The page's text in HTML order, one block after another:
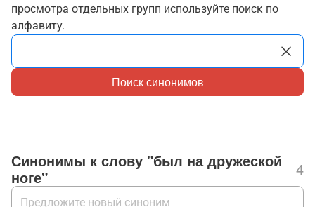
просмотра отдельных групп используйте поиск по
алфавиту.
Поиск синонимов
Синонимы к слову "был на дружеской
ноге"
4